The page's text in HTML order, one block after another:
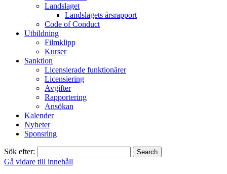
Landslaget
Landslagets årsrapport
Code of Conduct
Utbildning
Filmklipp
Kurser
Sanktion
Licensierade funktionärer
Licensiering
Avgifter
Rapportering
Ansökan
Kalender
Nyheter
Sponsring
Sök efter:
Gå vidare till innehåll